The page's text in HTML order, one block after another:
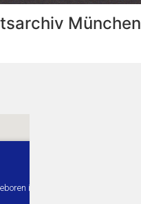
München
in